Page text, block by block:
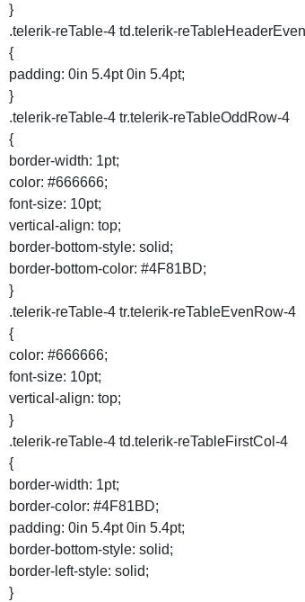
}
.telerik-reTable-4 td.telerik-
{
padding: 0in 5.4pt 0in 5.4pt;
}
.telerik-reTable-4 tr.telerik-reTableOddRow-4
{
border-width: 1pt;
color: #666666;
font-size: 10pt;
vertical-align: top;
border-bottom-style: solid;
border-bottom-color: #4F81BD;
}
.telerik-reTable-4 tr.telerik-reTableEvenRow-4
{
color: #666666;
font-size: 10pt;
vertical-align: top;
}
.telerik-reTable-4 td.telerik-reTableFirstCol-4
{
border-width: 1pt;
border-color: #4F81BD;
padding: 0in 5.4pt 0in 5.4pt;
border-bottom-style: solid;
border-left-style: solid;
}